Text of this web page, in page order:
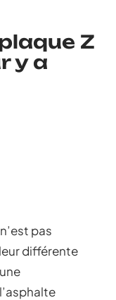
Z
y a
pas
différente